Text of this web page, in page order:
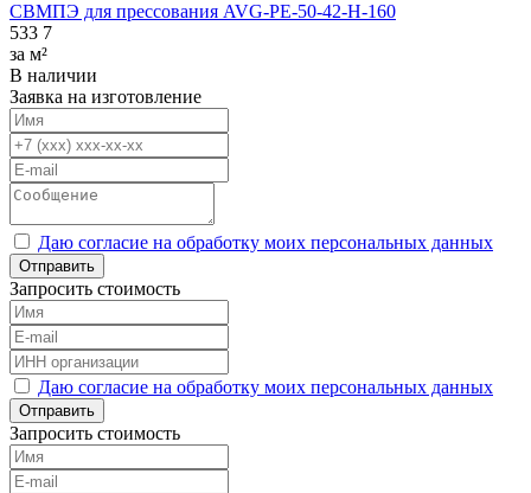
СВМПЭ для прессования AVG-PE-50-42-H-160
533 7
за м²
В наличии
Заявка на изготовление
Даю согласие на обработку моих персональных данных
Отправить
Запросить стоимость
Даю согласие на обработку моих персональных данных
Отправить
Запросить стоимость